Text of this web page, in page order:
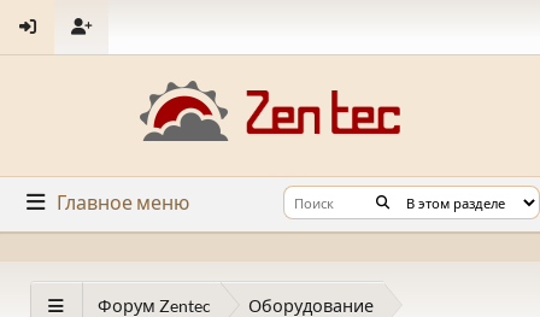
Главное меню
Форум Zentec Оборудование